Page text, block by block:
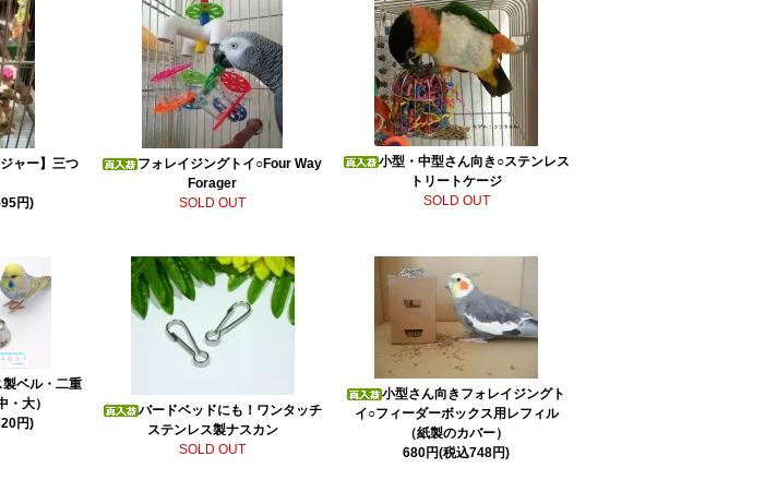
ャー】三つ
円)
フォレイジングトイ○Four Way
Forager
SOLD OUT
小型・中型さん向き○ステンレス
トリートケージ
SOLD OUT
ベル・二重
・大）
円)
バードベッドにも！ワンタッチ
ステンレス製ナスカン
SOLD OUT
小型さん向きフォレイジングト
イ○フィーダーボックス用レフィル
（紙製のカバー）
680円(税込748円)